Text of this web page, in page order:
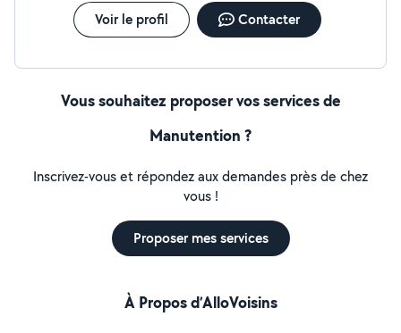
Voir le profil Contacter
Vous souhaitez proposer vos services de
Manutention ?
Inscrivez-vous et répondez aux demandes près de chez
vous !
Proposer mes services
À Propos d’AlloVoisins